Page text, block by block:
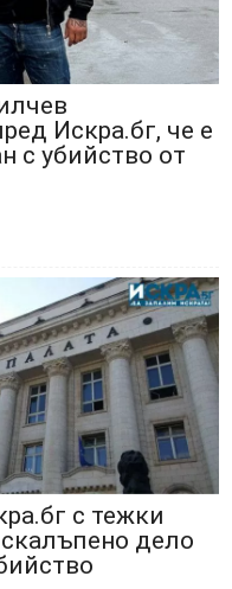
Искра.бг, че е
с убийство от
с тежки
дело